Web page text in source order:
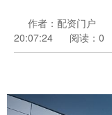
作者：配资门户
20:07:24
阅读： 0